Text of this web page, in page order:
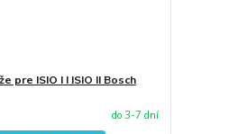
pre ISIO I I ISIO II Bosch
do 3-7 dní